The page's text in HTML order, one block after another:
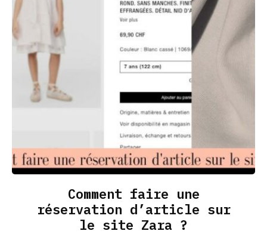
Comment faire une
réservation d’article sur
le site Zara ?